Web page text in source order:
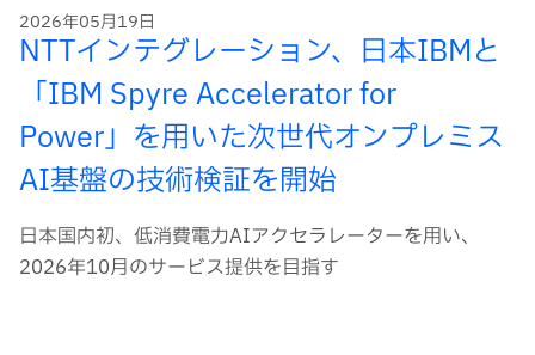
2026年05月19日
NTTインテグレーション、日本IBMと
「IBM Spyre Accelerator for
Power」を用いた次世代オンプレミス
AI基盤の技術検証を開始
日本国内初、低消費電力AIアクセラレーターを用い、
2026年10月のサービス提供を目指す